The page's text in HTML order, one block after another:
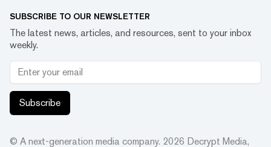
SUBSCRIBE TO OUR NEWSLETTER
The latest news, articles, and resources, sent to your inbox
weekly.
Subscribe
© A next-generation media company. 2026 Decrypt Media,